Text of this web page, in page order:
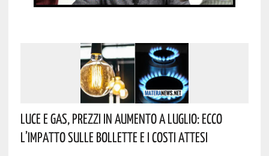
Luce E Gas, Prezzi In Aumento A Luglio: Ecco
L’impatto Sulle Bollette E I Costi Attesi